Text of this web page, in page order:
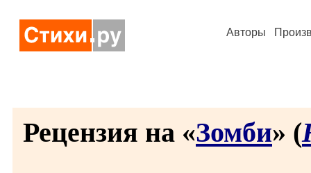
Авторы
Рецензия на «Зомби» (